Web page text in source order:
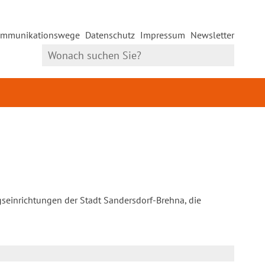
Datenschutz Impressum Newsletter
der Stadt Sandersdorf-Brehna, die